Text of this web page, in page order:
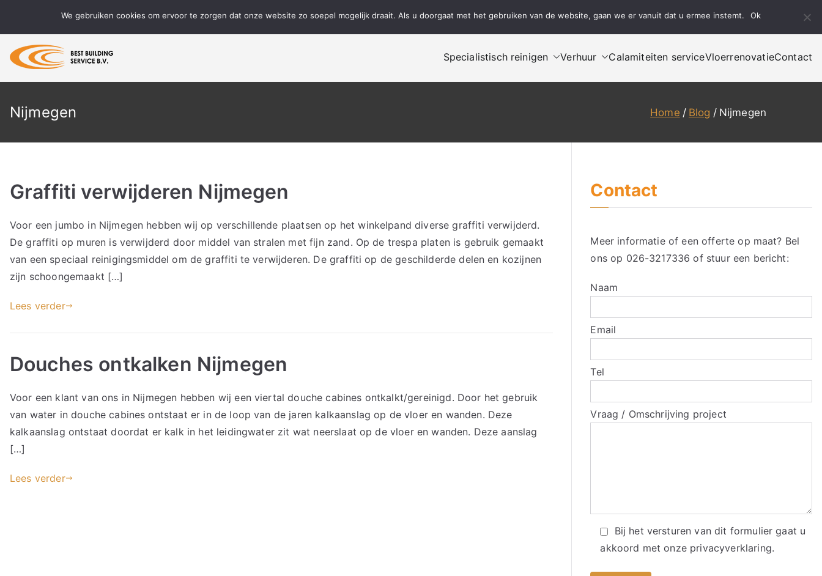
inhoud
Bel ons Mail ons
Meer dan 15 jaar ervaring in specialistisch reinigen, renovatie en onderhoud!
Specialistisch reinigen Verhuur Calamiteiten serviceVloerrenovatieContact
Nijmegen Home Blog Nijmegen
Graffiti verwijderen Nijmegen
Voor een jumbo in Nijmegen hebben wij op verschillende plaatsen op het winkelpand diverse graffiti verwijderd.
De graffiti op muren is verwijderd door middel van stralen met fijn zand. Op de trespa platen is gebruik gemaakt
van een speciaal reinigingsmiddel om de graffiti te verwijderen. De graffiti op de geschilderde delen en kozijnen
zijn schoongemaakt […]
Lees verder
Douches ontkalken Nijmegen
Voor een klant van ons in Nijmegen hebben wij een viertal douche cabines ontkalkt/gereinigd. Door het gebruik
van water in douche cabines ontstaat er in de loop van de jaren kalkaanslag op de vloer en wanden. Deze
kalkaanslag ontstaat doordat er kalk in het leidingwater zit wat neerslaat op de vloer en wanden. Deze aanslag
[…]
Lees verder
Contact
Meer informatie of een offerte op maat? Bel
ons op 026-3217336 of stuur een bericht:
Naam
Email
Tel
Vraag / Omschrijving project
Bij het versturen van dit formulier gaat u
akkoord met onze privacyverklaring.
We gebruiken cookies om ervoor te zorgen dat onze website zo soepel mogelijk draait. Als u doorgaat met het gebruiken van de website, gaan we er vanuit dat u ermee instemt. Ok